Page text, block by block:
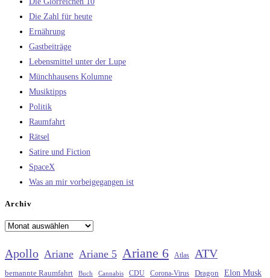
Die Zahl für heute
Ernährung
Gastbeiträge
Lebensmittel unter der Lupe
Münchhausens Kolumne
Musiktipps
Politik
Raumfahrt
Rätsel
Satire und Fiction
SpaceX
Was an mir vorbeigegangen ist
Archiv
Archiv
Apollo Ariane Ariane 5 Ariane 6 Atlas ATV
bemannte Raumfahrt Buch Cannabis CDU Corona-Virus Dragon Elon Musk